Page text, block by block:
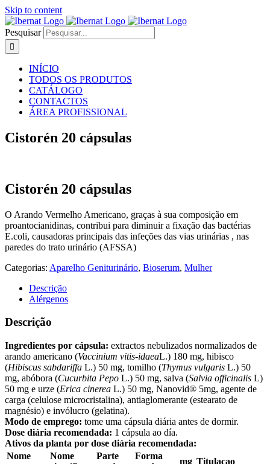
Skip to content
Pesquisar
INÍCIO
TODOS OS PRODUTOS
CATÁLOGO
CONTACTOS
ÁREA PROFISSIONAL
Cistorén 20 cápsulas
Cistorén 20 cápsulas
O Arando Vermelho Americano, graças à sua composição em
proantocianidinas, contribui para diminuir a fixação das bactérias
E.coli, causadoras principais das infeções das vias urinárias , nas
paredes do trato urinário (AFSSA)
Categorias: Aparelho Geniturinário, Bioserum, Mulher
Descrição
Alérgenos
Descrição
Ingredientes por cápsula: extractos nebulizados normalizados de
arando americano (Vaccinium vitis-idaeaL.) 180 mg, hibisco
(Hibiscus sabdariffa L.) 50 mg, tomilho (Thymus vulgaris L.) 50
mg, abóbora (Cucurbita Pepo L.) 50 mg, salva (Salvia officinalis L)
50 mg e urze (Erica cinerea L.) 50 mg, Nanovid® 5mg, agente de
carga (celulose microcristalina), antiaglomerante (estearato de
magnésio) e invólucro (gelatina).
Modo de emprego: tome uma cápsula diária antes de dormir.
Dose diária recomendada: 1 cápsula ao día.
Ativos da planta por dose diária recomendada:
Nome
Nome
Parte
Forma
mg Titulaçao